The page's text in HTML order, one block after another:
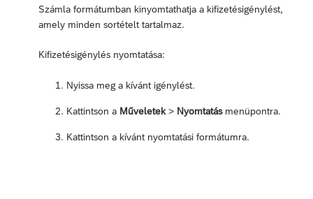
Számla formátumban kinyomtathatja a kifizetésigénylést,
amely minden sortételt tartalmaz.
Kifizetésigénylés nyomtatása:
Nyissa meg a kívánt igénylést.
Kattintson a Műveletek> Nyomtatásmenüpontra.
Kattintson a kívánt nyomtatási formátumra.